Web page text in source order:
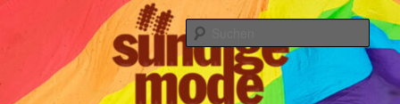
Sündige Mode Frankfurt
IHR Laden für Korsetts, Lifestyle-Mode, Club- und Dark-Wear seit 2004